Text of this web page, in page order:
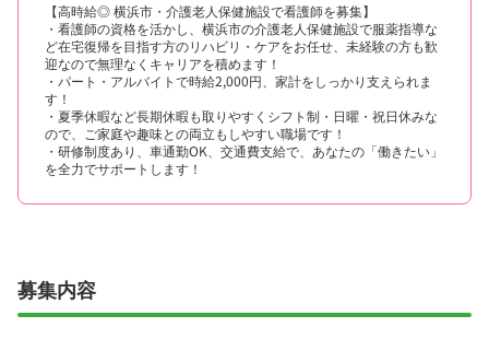
【高時給◎ 横浜市・介護老人保健施設で看護師を募集】
・看護師の資格を活かし、横浜市の介護老人保健施設で服薬指導な
ど在宅復帰を目指す方のリハビリ・ケアをお任せ、未経験の方も歓
迎なので無理なくキャリアを積めます！
・パート・アルバイトで時給2,000円、家計をしっかり支えられま
す！
・夏季休暇など長期休暇も取りやすくシフト制・日曜・祝日休みな
ので、ご家庭や趣味との両立もしやすい職場です！
・研修制度あり、車通勤OK、交通費支給で、あなたの「働きたい」
を全力でサポートします！
募集内容